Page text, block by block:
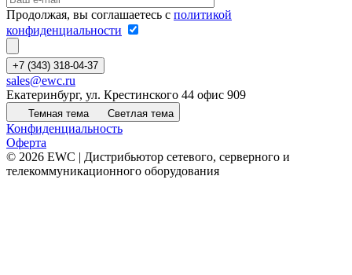
Продолжая, вы соглашаетесь с политикой
конфиденциальности
+7 (343) 318-04-37
sales@ewc.ru
Екатеринбург, ул. Крестинского 44 офис 909
Темная тема Светлая тема
Конфиденциальность
Оферта
© 2026 EWC | Дистрибьютор сетевого, серверного и
телекоммуникационного оборудования